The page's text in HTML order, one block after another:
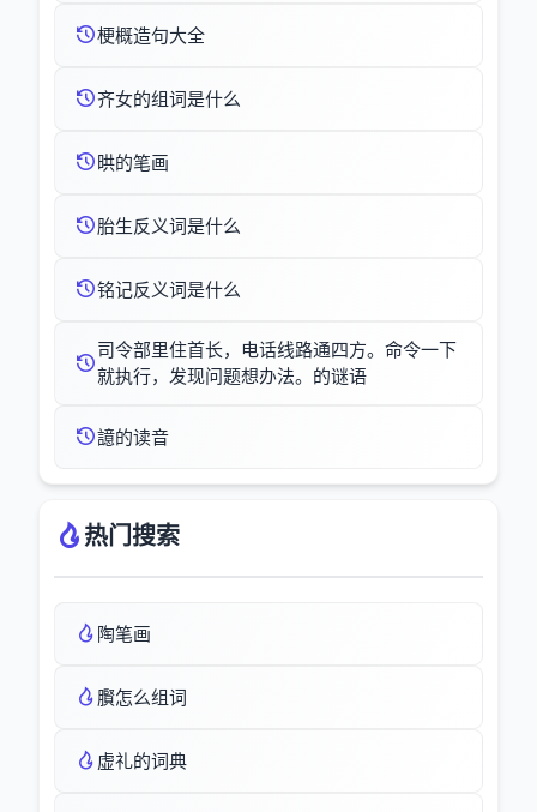
梗概造句大全
齐女的组词是什么
晎的笔画
胎生反义词是什么
铭记反义词是什么
司令部里住首长，电话线路通四方。命令一下
就执行，发现问题想办法。的谜语
譩的读音
热门搜索
陶笔画
臔怎么组词
虚礼的词典